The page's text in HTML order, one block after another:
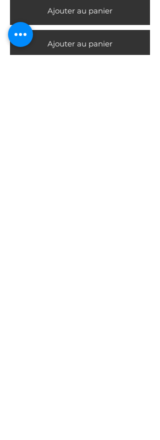
Ajouter au panier
Ajouter au panier